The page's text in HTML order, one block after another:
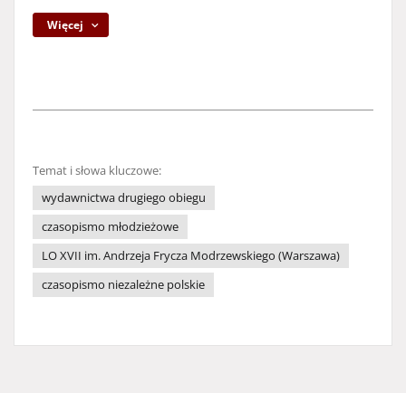
Więcej
Temat i słowa kluczowe:
wydawnictwa drugiego obiegu
czasopismo młodzieżowe
LO XVII im. Andrzeja Frycza Modrzewskiego (Warszawa)
czasopismo niezależne polskie